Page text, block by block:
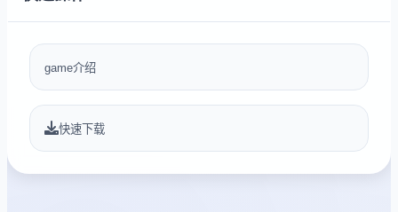
game介绍
快速下载